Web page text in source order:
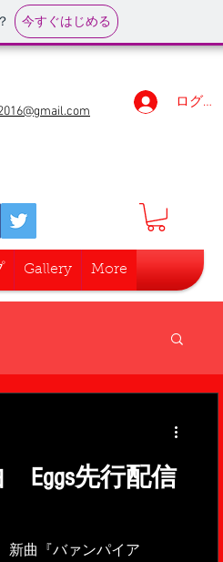
今すぐはじめる
ログイン
Gallery More
Eggs先行配信
曲『バァンパイア